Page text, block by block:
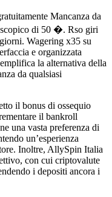
Mancanza da
di 50 �. Rso giri
Wagering x35 su
e organizzata
la alternativa della
da qualsiasi
il bonus di ossequio
il bankroll
una vasta preferenza di
un’esperienza
Inoltre, AllySpin Italia
con cui criptovalute
i depositi ancora i